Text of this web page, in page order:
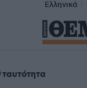
Ελληνικά
ταυτότητα